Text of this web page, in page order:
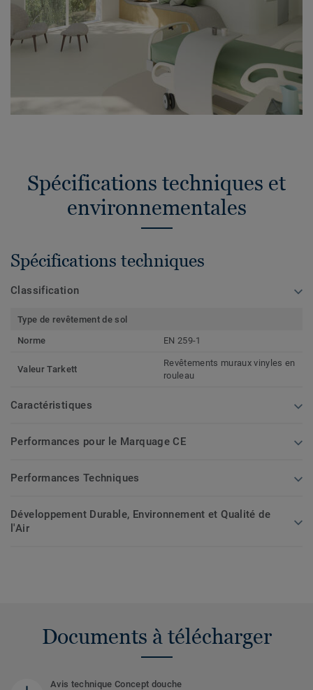
Spécifications techniques et
environnementales
Spécifications techniques
Classification
Type de revêtement de sol
Norme
EN 259-1
Valeur Tarkett
Revêtements muraux vinyles en
rouleau
Caractéristiques
Performances pour le Marquage CE
Performances Techniques
Développement Durable, Environnement et Qualité de
l'Air
Documents à télécharger
Avis technique Concept douche